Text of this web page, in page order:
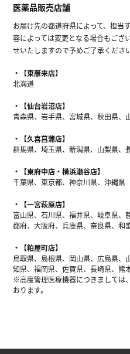
医薬品販売店舗
お届け先の都道府県によって、担当
容によっては変更となる場合もござ
せいたしますので予めご了承ください
【東雁来店】
北海道
【仙台岩沼店】
青森県、岩手県、宮城県、秋田県、
【久喜菖蒲店】
群馬県、埼玉県、新潟県、山梨県、
【東府中店・横浜瀬谷店】
千葉県、東京都、神奈川県、沖縄県
【一宮萩原店】
富山県、石川県、福井県、岐阜県、
都府、大阪府、兵庫県、奈良県、和
【粕屋町店】
鳥取県、島根県、岡山県、広島県、
知県、福岡県、佐賀県、長崎県、熊
※高度管理医療機器につきましては
おります。